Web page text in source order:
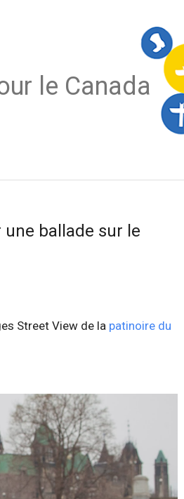
le Canada
une ballade sur le
Street View de la patinoire du